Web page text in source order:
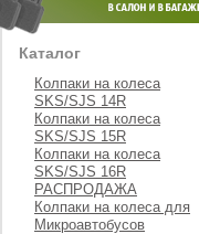
Каталог
Колпаки на колеса
SKS/SJS 14R
Колпаки на колеса
SKS/SJS 15R
Колпаки на колеса
SKS/SJS 16R
РАСПРОДАЖА
Колпаки на колеса для
Микроавтобусов